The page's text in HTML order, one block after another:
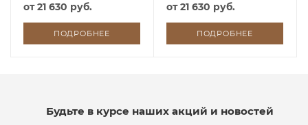
от21 630 руб.
ПОДРОБНЕЕ
от21 630 руб.
ПОДРОБНЕЕ
Будьте в курсе наших акций и новостей